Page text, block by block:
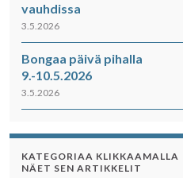
vauhdissa
3.5.2026
Bongaa päivä pihalla
9.-10.5.2026
3.5.2026
KATEGORIAA KLIKKAAMALLA
NÄET SEN ARTIKKELIT